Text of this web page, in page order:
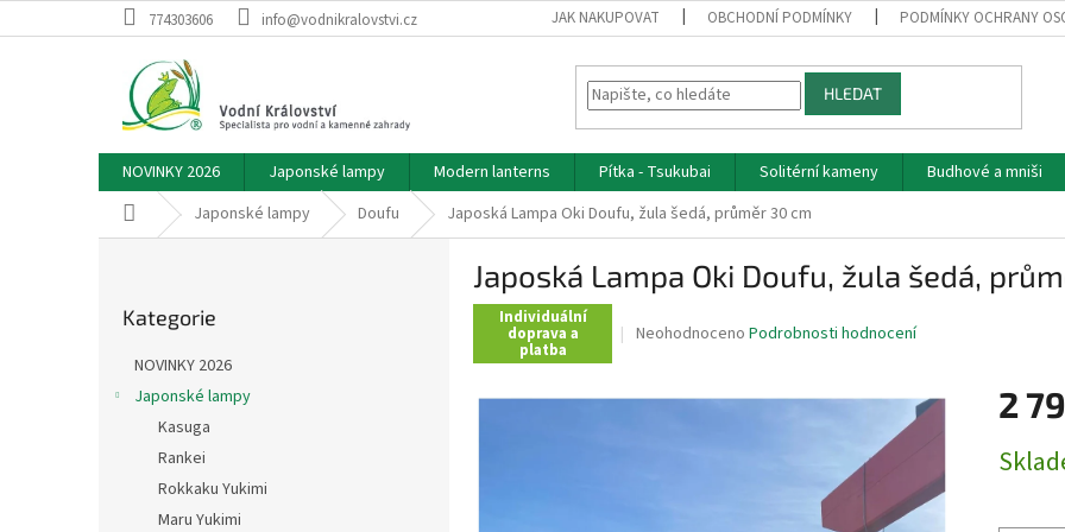
na
774303606 info@vodnikralovstvi.cz JAK NAKUPOVAT OBCHODNÍ PODMÍNKY PODMÍNKY OCHRANY
HLEDAT
NOVINKY 2026 Japonské lampy Modern lanterns Pítka - Tsukubai Solitérní kameny Budhové a mniši
Domů Japonské lampy Doufu Japoská Lampa Oki Doufu, žula šedá, průměr 30 cm
kategorie
Kategorie
NOVINKY 2026
Japonské lampy
Kasuga
Rankei
Rokkaku Yukimi
Maru Yukimi
Japoská Lampa Oki Doufu, žula šedá,
Individuální
doprava a
platba
Průměrné
je
Neohodnoceno Podrobnosti hodnocení
2
cena: